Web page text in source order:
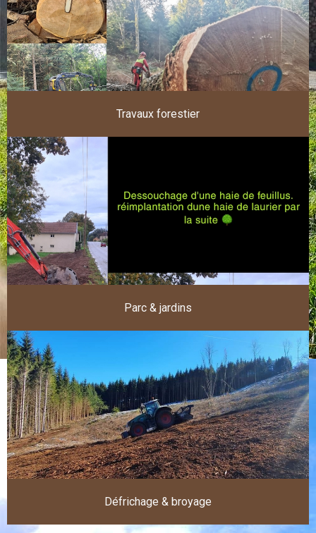
Travaux forestier
Parc & jardins
Défrichage & broyage